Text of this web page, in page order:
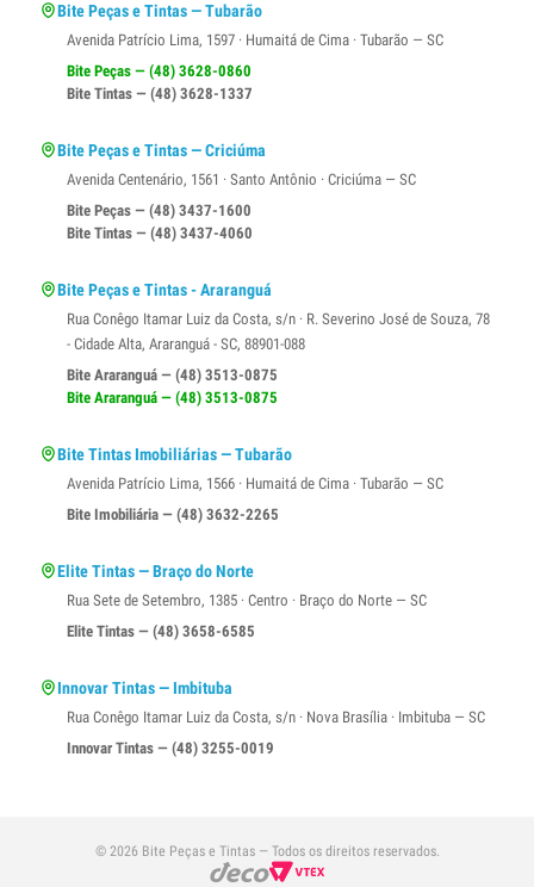
Bite Peças e Tintas — Tubarão
Avenida Patrício Lima, 1597 · Humaitá de Cima · Tubarão — SC
Bite Peças — (48) 3628-0860
Bite Tintas — (48) 3628-1337
Bite Peças e Tintas — Criciúma
Avenida Centenário, 1561 · Santo Antônio · Criciúma — SC
Bite Peças — (48) 3437-1600
Bite Tintas — (48) 3437-4060
Bite Peças e Tintas - Araranguá
Rua Conêgo Itamar Luiz da Costa, s/n · R. Severino José de Souza, 78
- Cidade Alta, Araranguá - SC, 88901-088
Bite Araranguá — (48) 3513-0875
Bite Araranguá — (48) 3513-0875
Bite Tintas Imobiliárias — Tubarão
Avenida Patrício Lima, 1566 · Humaitá de Cima · Tubarão — SC
Bite Imobiliária — (48) 3632-2265
Elite Tintas — Braço do Norte
Rua Sete de Setembro, 1385 · Centro · Braço do Norte — SC
Elite Tintas — (48) 3658-6585
Innovar Tintas — Imbituba
Rua Conêgo Itamar Luiz da Costa, s/n · Nova Brasília · Imbituba — SC
Innovar Tintas — (48) 3255-0019
© 2026 Bite Peças e Tintas — Todos os direitos reservados.